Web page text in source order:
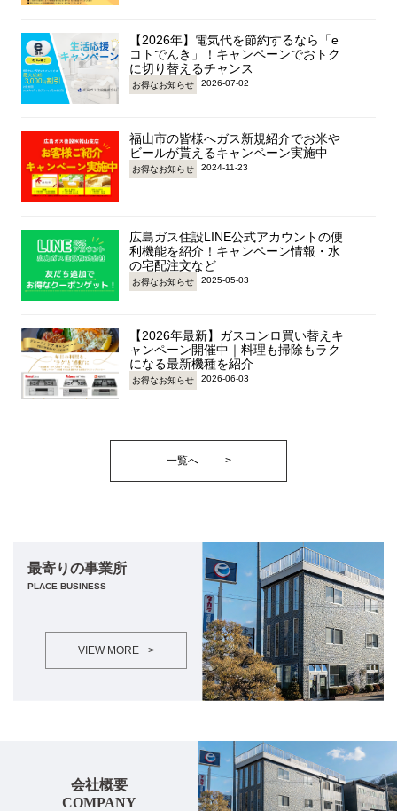
【2026年】電気代を節約するなら「e
コトでんき」！キャンペーンでおトク
に切り替えるチャンス
お得なお知らせ 2026-07-02
福山市の皆様へガス新規紹介でお米や
ビールが貰えるキャンペーン実施中
お得なお知らせ 2024-11-23
広島ガス住設LINE公式アカウントの便
利機能を紹介！キャンペーン情報・水
の宅配注文など
お得なお知らせ 2025-05-03
【2026年最新】ガスコンロ買い替えキ
ャンペーン開催中｜料理も掃除もラク
になる最新機種を紹介
お得なお知らせ 2026-06-03
一覧へ >
最寄りの事業所
PLACE BUSINESS
VIEW MORE >
会社概要
COMPANY